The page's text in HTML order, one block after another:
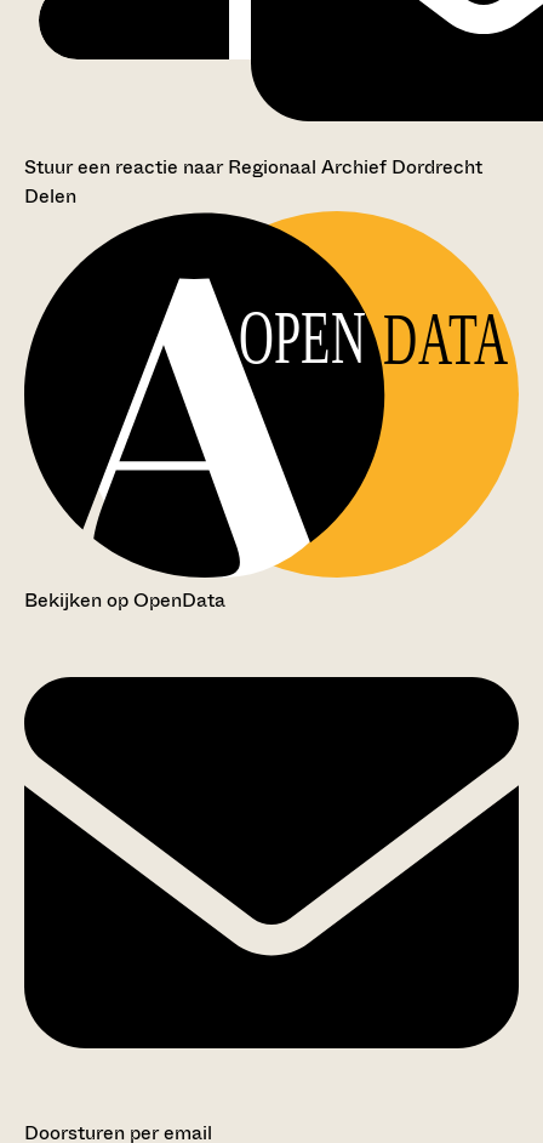
Stuur een reactie naar Regionaal Archief Dordrecht
Delen
OPEN DATA
Bekijken op OpenData
Doorsturen per email